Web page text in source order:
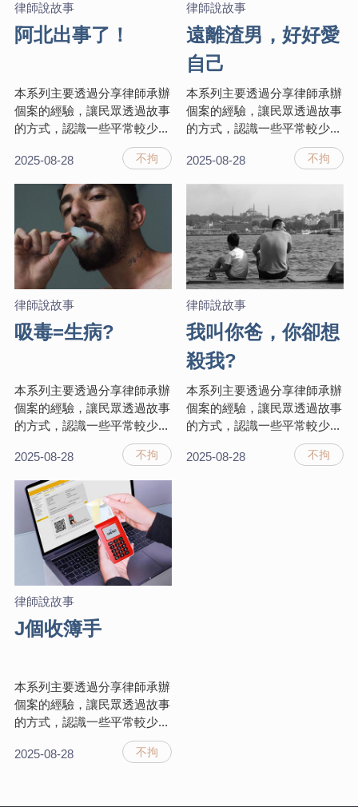
律師說故事
阿北出事了！
本系列主要透過分享律師承辦
個案的經驗，讓民眾透過故事
的方式，認識一些平常較少...
2025-08-28 不拘
律師說故事
遠離渣男，好好愛
自己
本系列主要透過分享律師承辦
個案的經驗，讓民眾透過故事
的方式，認識一些平常較少...
2025-08-28 不拘
律師說故事
吸毒=生病?
本系列主要透過分享律師承辦
個案的經驗，讓民眾透過故事
的方式，認識一些平常較少...
2025-08-28 不拘
律師說故事
我叫你爸，你卻想
殺我?
本系列主要透過分享律師承辦
個案的經驗，讓民眾透過故事
的方式，認識一些平常較少...
2025-08-28 不拘
律師說故事
J個收簿手
本系列主要透過分享律師承辦
個案的經驗，讓民眾透過故事
的方式，認識一些平常較少...
2025-08-28 不拘